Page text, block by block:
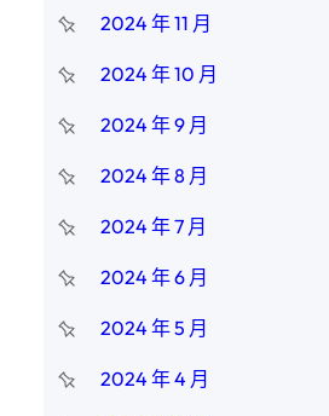
2024 年 11 月
2024 年 10 月
2024 年 9 月
2024 年 8 月
2024 年 7 月
2024 年 6 月
2024 年 5 月
2024 年 4 月